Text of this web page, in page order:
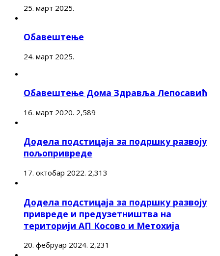
25. март 2025.
Обавештење
24. март 2025.
Обавештење Дома Здравља Лепосавић
16. март 2020. 2,589
Додела подстицаја за подршку развоју
пољопривреде
17. октобар 2022. 2,313
Додела подстицаја за подршку развоју
привреде и предузетништва на
територији АП Косово и Метохија
20. фебруар 2024. 2,231